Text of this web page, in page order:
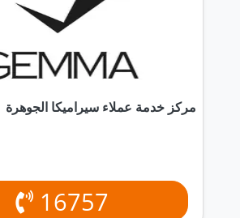
مركز خدمة عملاء سيراميكا الجوهرة
16757